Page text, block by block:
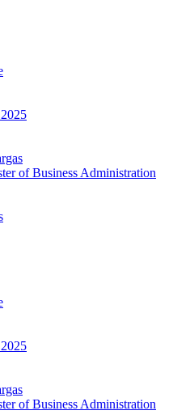
of Business Administration
of Business Administration